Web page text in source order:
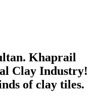
Khaprail
Clay Industry!
of clay tiles.